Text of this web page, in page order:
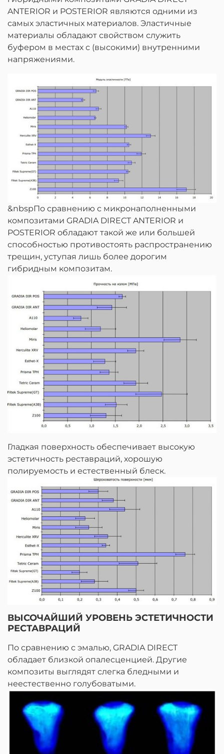
ANTERIOR и POSTERIOR являются одними из
самых эластичных материалов. Эластичные
материалы обладают свойством служить
буфером в местах с (высокими) внутренними
напряжениями.
&nbspПо сравнению с микронаполненными
композитами GRADIA DIRECT ANTERIOR и
POSTERIOR обладают такой же или большей
способностью противостоять распространению
трещин, уступая лишь более дорогим
гибридным композитам.
Гладкая поверхность обеспечивает высокую
эстетичность реставраций, хорошую
полируемость и естественный блеск.
ВЫСОЧАЙШИЙ УРОВЕНЬ ЭСТЕТИЧНОСТИ
РЕСТАВРАЦИЙ
По сравнению с эмалью, GRADIA DIRECT
обладает близкой опалесценцией. Другие
композиты выглядят слегка бледными и
неестественно голубоватыми.